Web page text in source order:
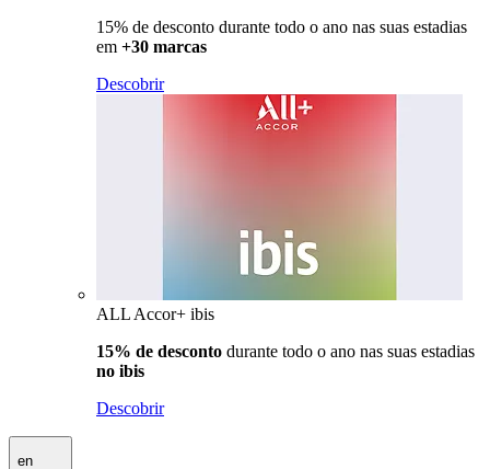
15% de desconto durante todo o ano nas suas estadias
em +30 marcas
Descobrir
ALL Accor+ ibis
15% de desconto durante todo o ano nas suas estadias
no ibis
Descobrir
en